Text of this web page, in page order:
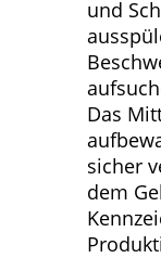
und
Das
sicher
dem